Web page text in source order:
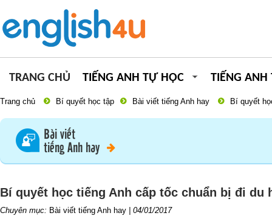
TRANG CHỦ TIẾNG ANH TỰ HỌC TIẾNG ANH
Trang chủ Bí quyết học tập Bài viết tiếng Anh hay Bí quyết
Bài viết
tiếng Anh hay
Bí quyết học tiếng Anh cấp tốc chuẩn bị đi du
Chuyên mục: Bài viết tiếng Anh hay 04/01/2017